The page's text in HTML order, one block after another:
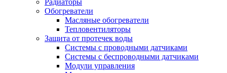
Радиаторы
Обогреватели
Масляные обогреватели
Тепловентиляторы
Защита от протечек воды
Системы с проводными датчиками
Системы с беспроводными датчиками
Модули управления